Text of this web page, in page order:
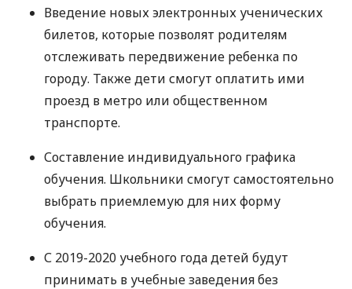
Введение новых электронных ученических
билетов, которые позволят родителям
отслеживать передвижение ребенка по
городу. Также дети смогут оплатить ими
проезд в метро или общественном
транспорте.
Составление индивидуального графика
обучения. Школьники смогут самостоятельно
выбрать приемлемую для них форму
обучения.
С 2019-2020 учебного года детей будут
принимать в учебные заведения без